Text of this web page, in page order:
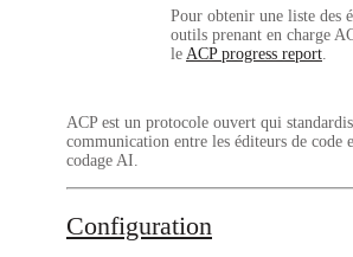
Pour obtenir une liste des
outils prenant en charge
le ACP progress report
ACP est un protocole ouvert qui
communication entre les éditeurs de code
codage AI.
Configuration